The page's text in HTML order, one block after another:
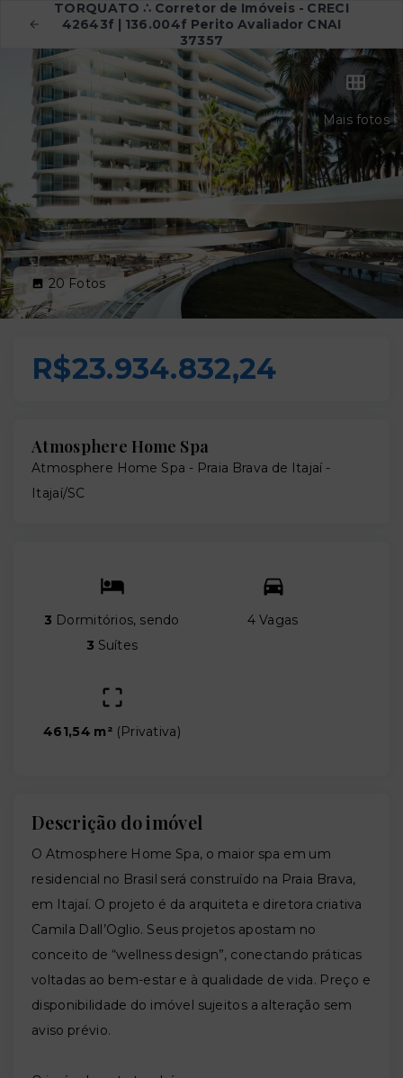
TORQUATO ∴ Corretor de Imóveis - CRECI
42643f | 136.004f Perito Avaliador CNAI
37357
Mais fotos
20 Fotos
R$23.934.832,24
Atmosphere Home Spa
Atmosphere Home Spa - Praia Brava de Itajaí -
Itajaí/SC
3 Dormitórios, sendo
3 Suítes
4 Vagas
461,54 m² (Privativa)
Descrição do imóvel
O Atmosphere Home Spa, o maior spa em um
residencial no Brasil será construído na Praia Brava,
em Itajaí. O projeto é da arquiteta e diretora criativa
Camila Dall’Oglio. Seus projetos apostam no
conceito de “wellness design”, conectando práticas
voltadas ao bem-estar e à qualidade de vida. Preço e
disponibilidade do imóvel sujeitos a alteração sem
aviso prévio.